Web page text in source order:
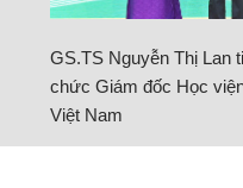
GS.TS Nguyễn Thị Lan
chức Giám đốc Học
Việt Nam